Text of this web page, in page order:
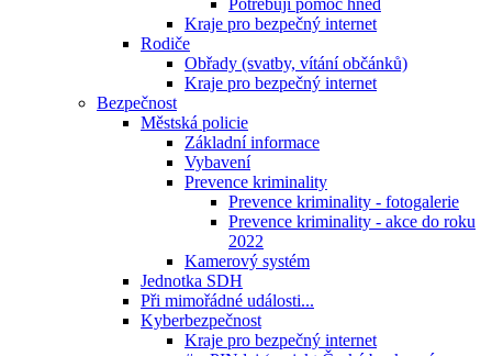
Potřebuji pomoc hned
Kraje pro bezpečný internet
Rodiče
Obřady (svatby, vítání občánků)
Kraje pro bezpečný internet
Bezpečnost
Městská policie
Základní informace
Vybavení
Prevence kriminality
Prevence kriminality - fotogalerie
Prevence kriminality - akce do roku
2022
Kamerový systém
Jednotka SDH
Při mimořádné události...
Kyberbezpečnost
Kraje pro bezpečný internet